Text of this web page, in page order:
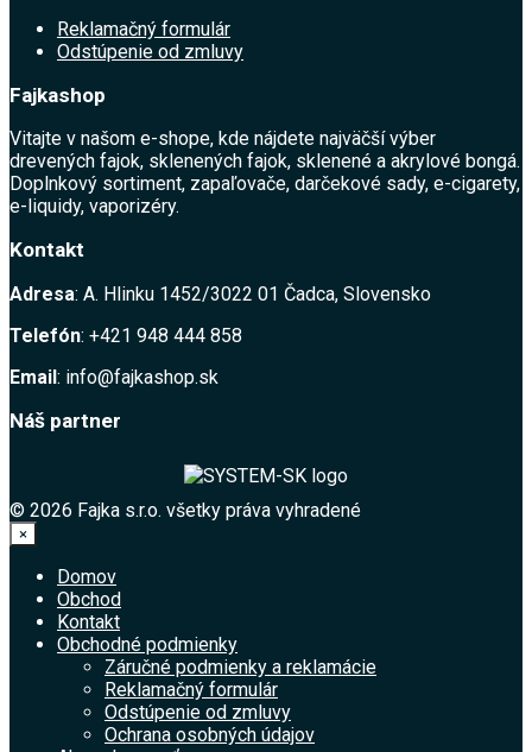
Reklamačný formulár
Odstúpenie od zmluvy
Fajkashop
Vitajte v našom e-shope, kde nájdete najväčší výber
drevených fajok, sklenených fajok, sklenené a akrylové bongá.
Doplnkový sortiment, zapaľovače, darčekové sady, e-cigarety,
e-liquidy, vaporizéry.
Kontakt
Adresa: A. Hlinku 1452/3022 01 Čadca, Slovensko
Telefón: +421 948 444 858
Email: info@fajkashop.sk
Náš partner
© 2026 Fajka s.r.o. všetky práva vyhradené
×
Domov
Obchod
Kontakt
Obchodné podmienky
Záručné podmienky a reklamácie
Reklamačný formulár
Odstúpenie od zmluvy
Ochrana osobných údajov